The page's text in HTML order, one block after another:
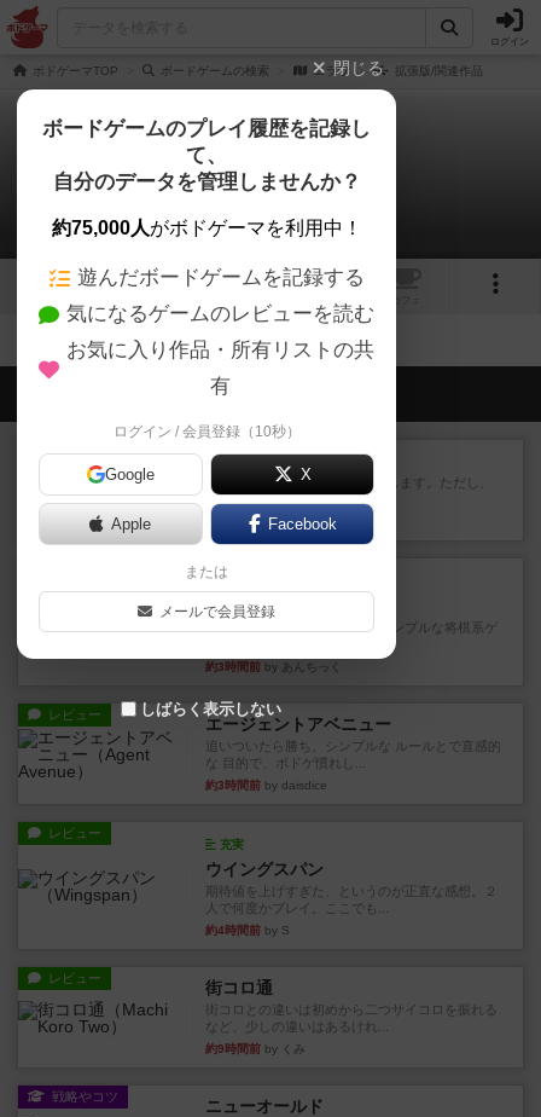
ログイン
ボドゲーマTOP ボードゲームの検索 エラワ 拡張版/関連作品
エラワ
拡張/関連作品 0件
1 1
会員の新しい投稿
レビュー ふたつの街の物語
タイルを4×4で並べて街づくりします。ただし、
街は各プレイヤーの間にあ...
約2時間前 by ジェイとと
画像付き
ざりかに将棋
３種類の駒だけが登場する超シンプルな将棋系ゲ
約3時間前 by あんちっく
レビュー エージェントアベニュー
追いついたら勝ち。シンプルな ルールとで直感的
な 目的で、ボドゲ慣れし...
約3時間前 by daisdice
レビュー
充実
ウイングスパン
期待値を上げすぎた、というのが正直な感想。２
人で何度かプレイ。ここでも...
約4時間前 by S
レビュー 街コロ通
街コロとの違いは初めから二つサイコロを振れる
など、少しの違いはあるけれ...
約9時間前 by くみ
戦略やコツ ニューオールド
閉じる
ボードゲームのプレイ履歴を記録し
て、
自分のデータを管理しませんか？
約75,000人がボドゲーマを利用中！
遊んだボードゲームを記録する
気になるゲームのレビューを読む
お気に入り作品・所有リストの共
有
ログイン / 会員登録（10秒）
Google X
Apple Facebook
または
メールで会員登録
しばらく表示しない